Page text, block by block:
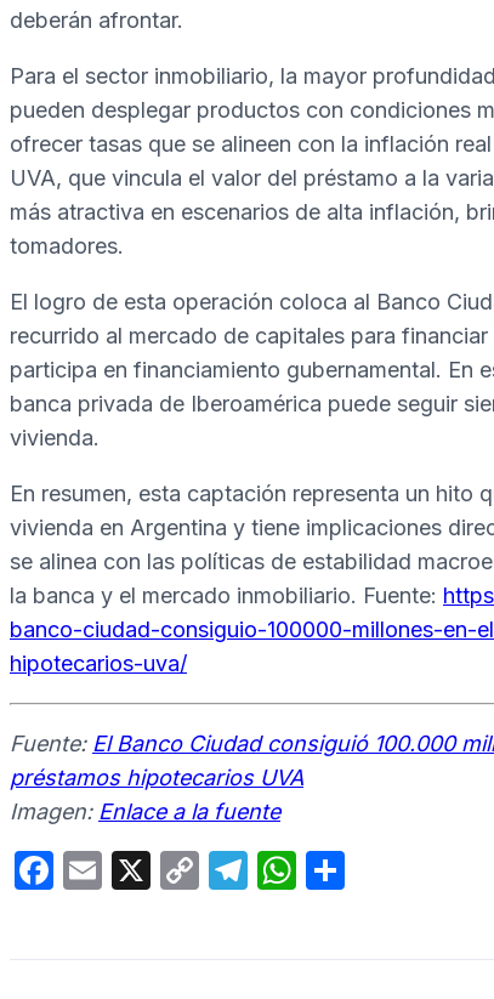
deberán afrontar.
Para el sector inmobiliario, la mayor
pueden desplegar productos con condiciones
ofrecer tasas que se alineen con la inflación
UVA, que vincula el valor del préstamo a la
más atractiva en escenarios de alta inflación,
tomadores.
El logro de esta operación coloca al Banco
recurrido al mercado de capitales para
participa en financiamiento gubernamental. En
banca privada de Iberoamérica puede seguir
vivienda.
En resumen, esta captación representa un hito
vivienda en Argentina y tiene implicaciones
se alinea con las políticas de estabilidad
la banca y el mercado inmobiliario. Fuente:
banco-ciudad-consiguio-100000-millones-en-
hipotecarios-uva/
Fuente: El Banco Ciudad consiguió 100.000
préstamos hipotecarios UVA
Imagen: Enlace a la fuente
F
c
E
ail
X
C
p
T
e
W
at m